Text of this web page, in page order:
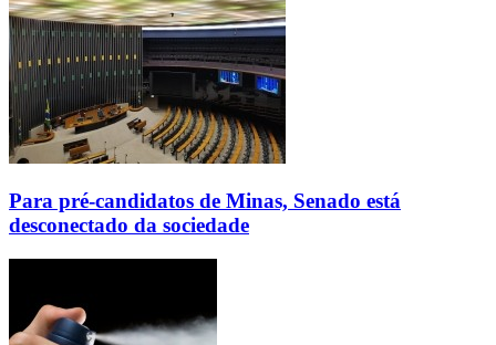
Para pré-candidatos de Minas, Senado está
desconectado da sociedade